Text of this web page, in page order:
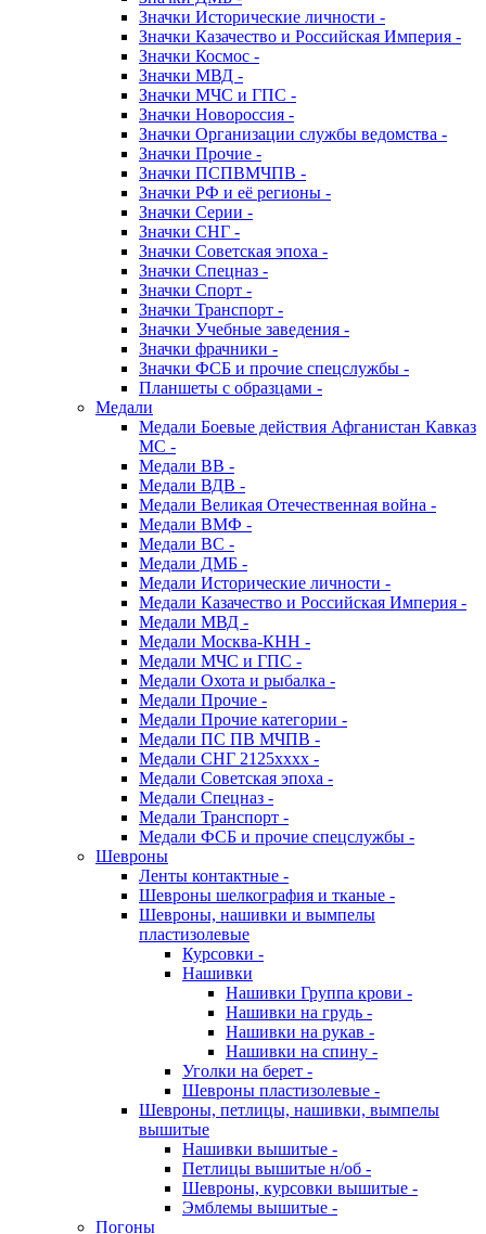
Значки Исторические личности -
Значки Казачество и Российская Империя -
Значки Космос -
Значки МВД -
Значки МЧС и ГПС -
Значки Новороссия -
Значки Организации службы ведомства -
Значки Прочие -
Значки ПСПВМЧПВ -
Значки РФ и её регионы -
Значки Серии -
Значки СНГ -
Значки Советская эпоха -
Значки Спецназ -
Значки Спорт -
Значки Транспорт -
Значки Учебные заведения -
Значки фрачники -
Значки ФСБ и прочие спецслужбы -
Планшеты с образцами -
Медали
Медали Боевые действия Афганистан Кавказ
МС -
Медали ВВ -
Медали ВДВ -
Медали Великая Отечественная война -
Медали ВМФ -
Медали ВС -
Медали ДМБ -
Медали Исторические личности -
Медали Казачество и Российская Империя -
Медали МВД -
Медали Москва-КНН -
Медали МЧС и ГПС -
Медали Охота и рыбалка -
Медали Прочие -
Медали Прочие категории -
Медали ПС ПВ МЧПВ -
Медали СНГ 2125хххх -
Медали Советская эпоха -
Медали Спецназ -
Медали Транспорт -
Медали ФСБ и прочие спецслужбы -
Шевроны
Ленты контактные -
Шевроны шелкография и тканые -
Шевроны, нашивки и вымпелы
пластизолевые
Курсовки -
Нашивки
Нашивки Группа крови -
Нашивки на грудь -
Нашивки на рукав -
Нашивки на спину -
Уголки на берет -
Шевроны пластизолевые -
Шевроны, петлицы, нашивки, вымпелы
вышитые
Нашивки вышитые -
Петлицы вышитые н/об -
Шевроны, курсовки вышитые -
Эмблемы вышитые -
Погоны